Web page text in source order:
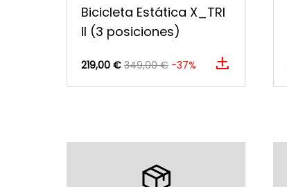
Bicicleta Estática X_TRI
II (3 posiciones)
219,00 € 349,00 € -37%